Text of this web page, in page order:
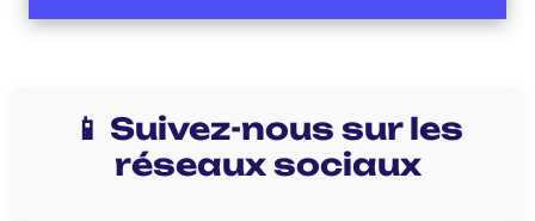
📱 Suivez-nous sur les
réseaux sociaux